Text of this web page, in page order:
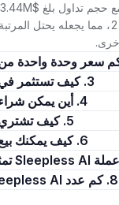
3. كيف تستثمر في Sleepless AI؟
4. أين يمكن شراء Sleepless AI؟
5. كيف تشتري Sleepless AI؟
6. كيف يمكنك بيع Sleepless AI؟
8. كم عدد Sleepless AI المتوفر حاليًا؟